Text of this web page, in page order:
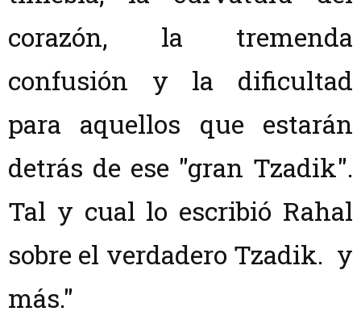
corazón, la tremenda
confusión y la dificultad
para aquellos que estarán
detrás de ese "gran Tzadik".
Tal y cual lo escribió Rahal
sobre el verdadero Tzadik. y
más."